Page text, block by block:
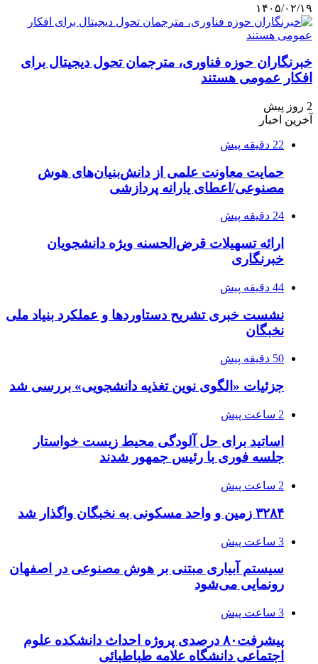
۱۴۰۵/۰۲/۱۹
خبرنگاران حوزه فناوری، مترجمان تحول دیجیتال برای
افکار عمومی هستند
2 روز پیش
آخرین اخبار
22 دقیقه پیش
حمایت معاونت علمی از دانش‌بنیان‌های هوش
مصنوعی/اعطای یارانه پردازشی
24 دقیقه پیش
ارائه تسهیلات قرض‌الحسنه ویژه دانشجویان
خبرنگاری
44 دقیقه پیش
نشست خبری تشریح دستاوردها و عملکرد بنیاد ملی
نخبگان
50 دقیقه پیش
جزئیات «الگوی نوین تغذیه دانشجویی» بررسی شد
2 ساعت پیش
اساتید برای حل آلودگی محیط زیست خواستار
جلسه فوری با رئیس جمهور شدند
2 ساعت پیش
۳۲۸۴ زمین و واحد مسکونی به نخبگان واگذار شد
3 ساعت پیش
سیستم آبیاری مبتنی بر هوش مصنوعی در اصفهان
رونمایی می‌شود
3 ساعت پیش
پیشرفت۸۰ درصدی پروژه احداث دانشکده علوم
اجتماعی دانشگاه علامه طباطبائی